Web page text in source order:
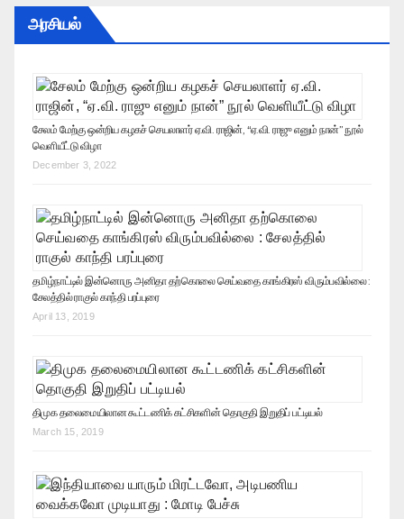
அரசியல்
சேலம் மேற்கு ஒன்றிய கழகச் செயலாளர் ஏ.வி. ராஜின், “ஏ.வி. ராஜு எனும் நான்” நூல்
வெளியீட்டு விழா
December 3, 2022
தமிழ்நாட்டில் இன்னொரு அனிதா தற்கொலை செய்வதை காங்கிரஸ் விரும்பவில்லை :
சேலத்தில் ராகுல் காந்தி பரப்புரை
April 13, 2019
திமுக தலைமையிலான கூட்டணிக் கட்சிகளின் தொகுதி இறுதிப் பட்டியல்
March 15, 2019